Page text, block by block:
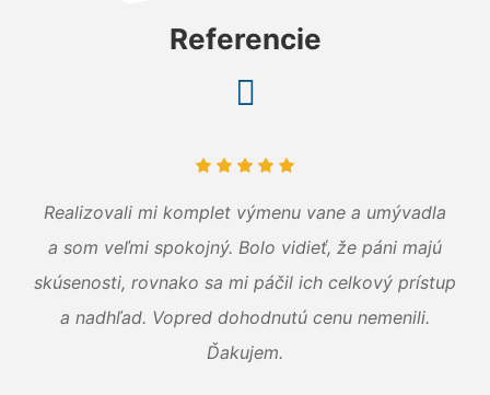
Referencie
Realizovali mi komplet výmenu vane a umývadla
a som veľmi spokojný. Bolo vidieť, že páni majú
skúsenosti, rovnako sa mi páčil ich celkový prístup
a nadhľad. Vopred dohodnutú cenu nemenili.
Ďakujem.